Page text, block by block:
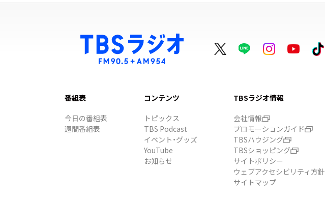
番組表
今日の番組表
週間番組表
コンテンツ
トピックス
TBS Podcast
イベント・グッズ
YouTube
お知らせ
TBSラジオ情報
会社情報
プロモーションガイド
TBSハウジング
TBSショッピング
サイトポリシー
ウェブアクセシビリティ方針
サイトマップ